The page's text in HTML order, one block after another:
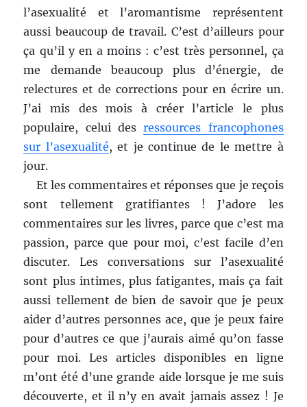
l’asexualité et l’aromantisme représentent
aussi beaucoup de travail. C’est d’ailleurs pour
ça qu’il y en a moins : c’est très personnel, ça
me demande beaucoup plus d’énergie, de
relectures et de corrections pour en écrire un.
J’ai mis des mois à créer l’article le plus
populaire, celui desressources francophones
sur l’asexualité, et je continue de le mettre à
jour.
Et les commentaires et réponses que je reçois
sont tellement gratifiantes ! J’adore les
commentaires sur les livres, parce que c’est ma
passion, parce que pour moi, c’est facile d’en
discuter. Les conversations sur l’asexualité
sont plus intimes, plus fatigantes, mais ça fait
aussi tellement de bien de savoir que je peux
aider d’autres personnes ace, que je peux faire
pour d’autres ce que j’aurais aimé qu’on fasse
pour moi. Les articles disponibles en ligne
m’ont été d’une grande aide lorsque je me suis
découverte, et il n’y en avait jamais assez ! Je